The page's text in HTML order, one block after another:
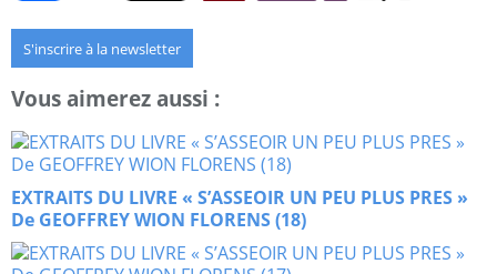
S'inscrire à la newsletter
Vous aimerez aussi :
EXTRAITS DU LIVRE « S’ASSEOIR UN PEU PLUS PRES »
De GEOFFREY WION FLORENS (18)